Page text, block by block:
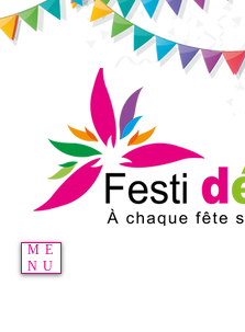
ME
NU